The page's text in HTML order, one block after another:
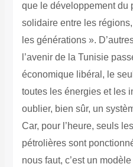
que le développement du
solidaire entre les
les générations ».
l’avenir de la Tunisie
économique libéral, le
toutes les énergies et les
oublier, bien sûr, un
Car, pour l’heure, seuls
pétrolières sont
nous faut, c’est un